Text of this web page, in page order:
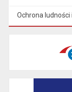
Ochrona